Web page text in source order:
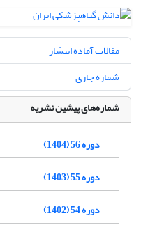
مقالات آماده انتشار
شماره جاری
شماره‌های پیشین نشریه
دوره 56 (1404)
دوره 55 (1403)
دوره 54 (1402)